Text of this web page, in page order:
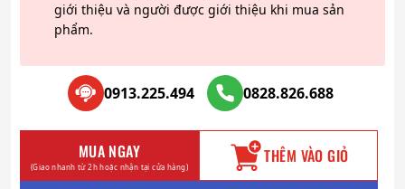
giới thiệu và người được giới thiệu khi mua sản
phẩm.
0913.225.494 0828.826.688
MUA NGAY
(Giao nhanh từ 2h hoặc nhận tại cửa hàng) THÊM VÀO GIỎ